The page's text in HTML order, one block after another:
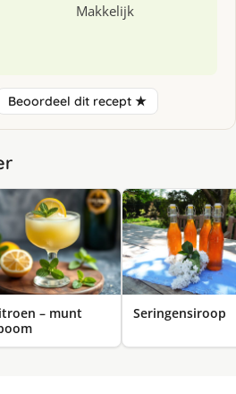
Makkelijk
Beoordeel dit recept ★
– munt
Seringensiroop